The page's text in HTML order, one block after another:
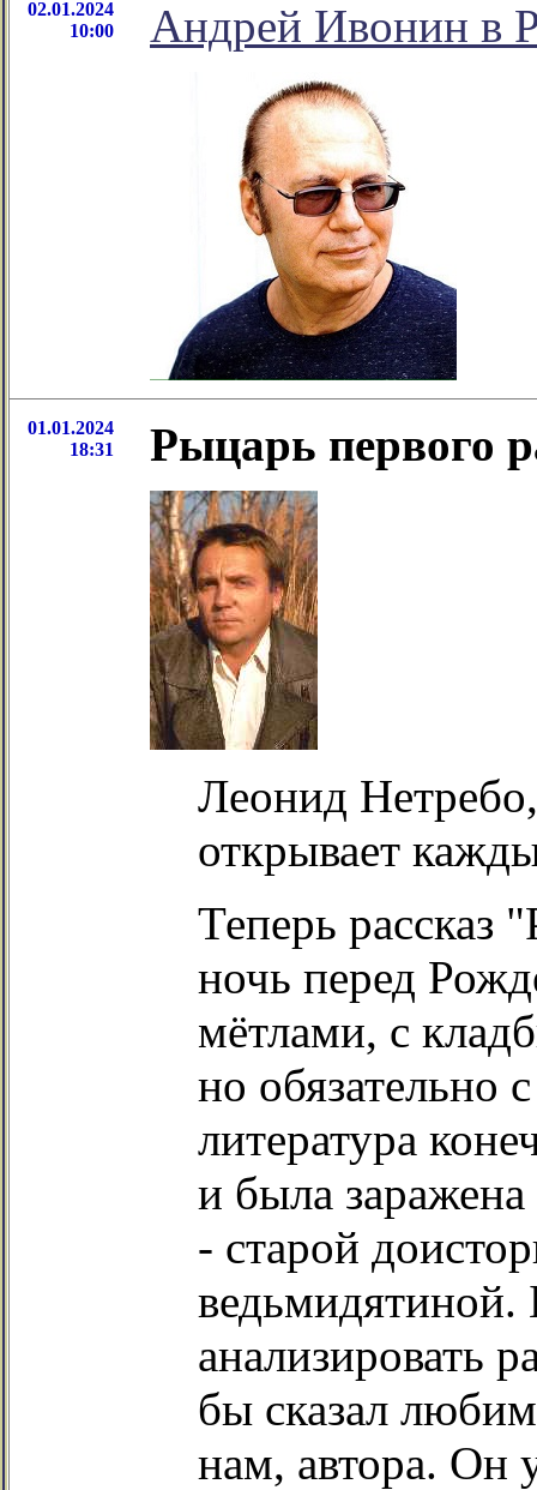
02.01.2024
10:00
Андрей Ивонин в
01.01.2024
18:31
Рыцарь первого
Леонид
открывает
Теперь рассказ
ночь перед
мётлами, с
но обязательно
литература
и была
- старой
ведьмидятиной.
анализировать
бы сказал
нам, автора. Он